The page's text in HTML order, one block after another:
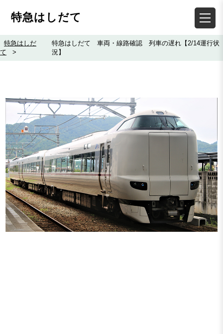
特急はしだて
特急はしだ
て
>
特急はしだて 車両・線路確認 列車の遅れ【2/14運行状
況】